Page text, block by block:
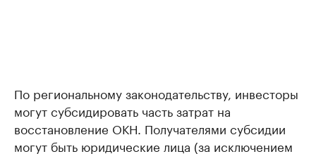
По региональному законодательству, инвесторы
могут субсидировать часть затрат на
восстановление ОКН. Получателями субсидии
могут быть юридические лица (за исключением